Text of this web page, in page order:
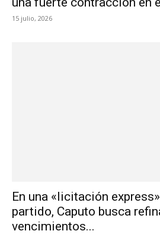
15 julio, 2026
En una «licitación
partido, Caputo busca
vencimientos...